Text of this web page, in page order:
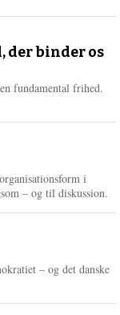
der binder os
fundamental frihed.
i
– og til diskussion.
– og det danske